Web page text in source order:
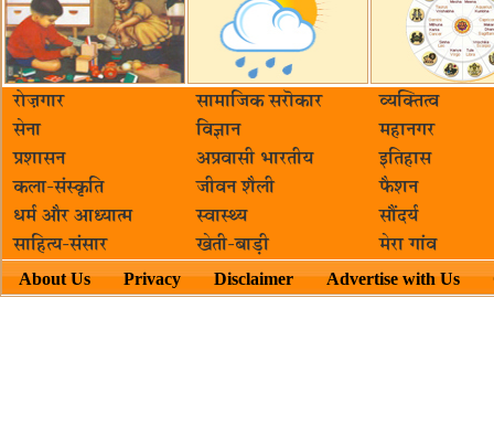
रोज़गार सामाजिक सरॊकार‌
व्यक्तित्व
सेना
विज्ञान
महानगर
प्रशासन
अप्रवासी भारतीय
इतिहास
कला-संस्कृति
जीवन शैली
फैशन
धर्म और आध्यात्म
स्वास्थ्य
सौंदर्य
साहित्य-संसार
खेती-बाड़ी मेरा गांव
About Us Privacy Disclaimer Advertise with Us